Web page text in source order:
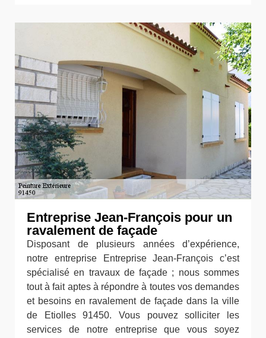
Entreprise Jean-François pour un
ravalement de façade
Disposant de plusieurs années d’expérience,
notre entreprise Entreprise Jean-François c’est
spécialisé en travaux de façade ; nous sommes
tout à fait aptes à répondre à toutes vos demandes
et besoins en ravalement de façade dans la ville
de Etiolles 91450. Vous pouvez solliciter les
services de notre entreprise que vous soyez